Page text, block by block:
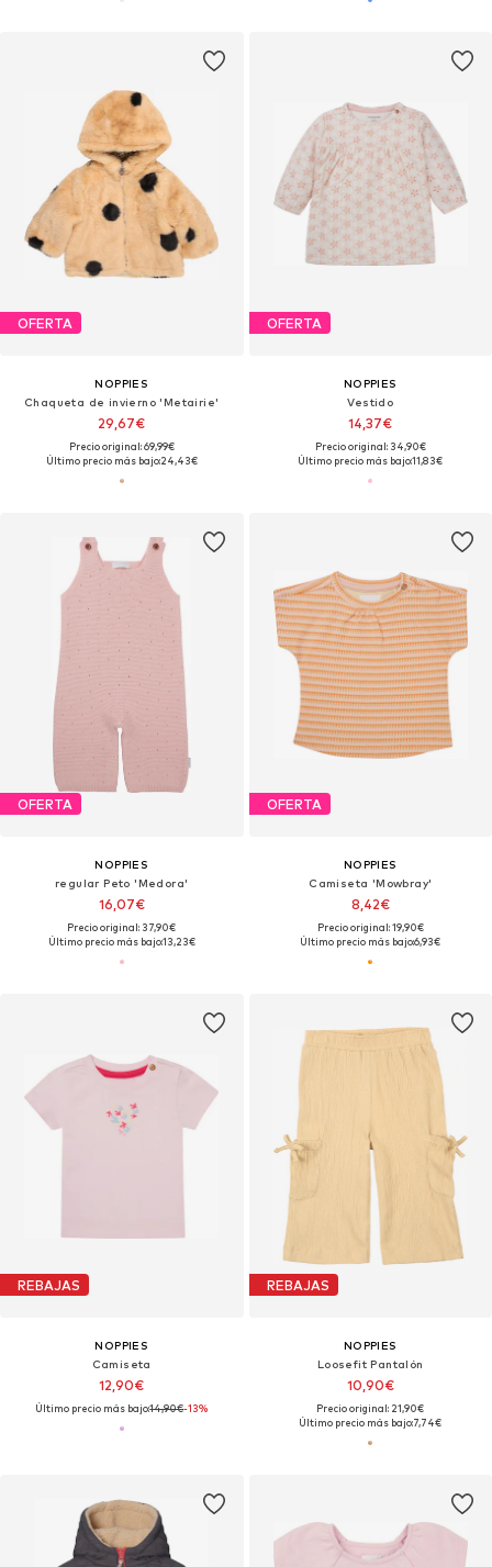
OFERTA
NOPPIES
Chaqueta de invierno 'Metairie'
29,67€
Precio original: 69,99€
Último precio más bajo:24,43€
OFERTA
NOPPIES
Vestido
14,37€
Precio original: 34,90€
Último precio más bajo:11,83€
OFERTA
NOPPIES
regular Peto 'Medora'
16,07€
Precio original: 37,90€
Último precio más bajo:13,23€
OFERTA
NOPPIES
Camiseta 'Mowbray'
8,42€
Precio original: 19,90€
Último precio más bajo:6,93€
REBAJAS
NOPPIES
Camiseta
12,90€
Último precio más bajo:14,90€-13%
REBAJAS
NOPPIES
Loosefit Pantalón
10,90€
Precio original: 21,90€
Último precio más bajo:7,74€